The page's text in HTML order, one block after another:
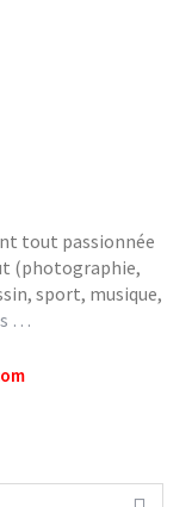
tout passionnée
(photographie,
sport, musique,
…